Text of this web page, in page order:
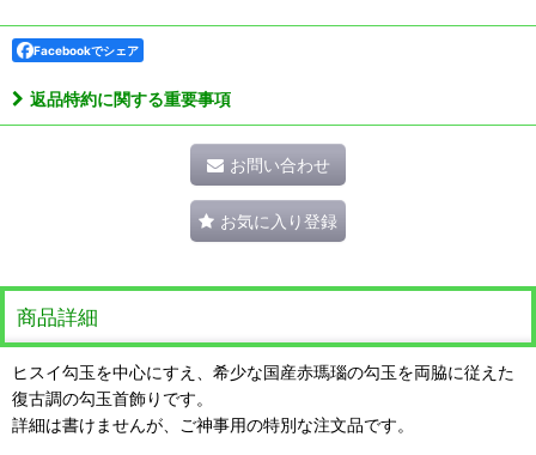
Facebookでシェア
返品特約に関する重要事項
お問い合わせ
お気に入り登録
商品詳細
ヒスイ勾玉を中心にすえ、希少な国産赤瑪瑙の勾玉を両脇に従えた
復古調の勾玉首飾りです。
詳細は書けませんが、ご神事用の特別な注文品です。